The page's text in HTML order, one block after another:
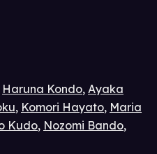
Haruna Kondo, Ayaka
, Komori Hayato, Maria
Kudo, Nozomi Bando,